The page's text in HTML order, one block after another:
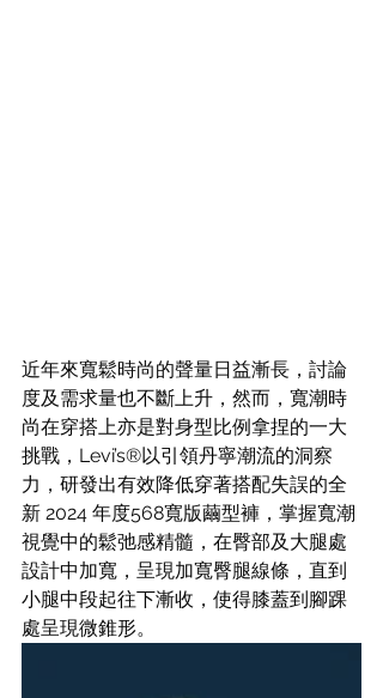
近年來寬鬆時尚的聲量日益漸長，討論
度及需求量也不斷上升，然而，寬潮時
尚在穿搭上亦是對身型比例拿捏的一大
挑戰，Levi’s®以引領丹寧潮流的洞察
力，研發出有效降低穿著搭配失誤的全
新 2024 年度568寬版繭型褲，掌握寬潮
視覺中的鬆弛感精髓，在臀部及大腿處
設計中加寬，呈現加寬臀腿線條，直到
小腿中段起往下漸收，使得膝蓋到腳踝
處呈現微錐形。